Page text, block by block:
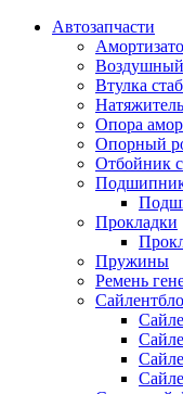
Автозапчасти
Втулка
Опора
Опорный
Отбойник
Прокладки
Пружины
Ремень